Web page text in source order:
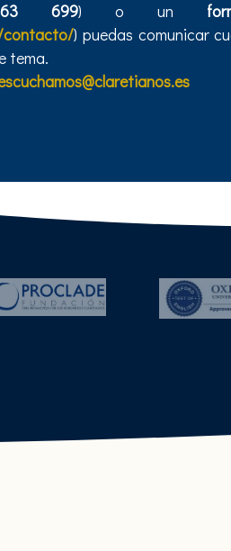
699) o un
contacto/) puedas comunicar
tema.